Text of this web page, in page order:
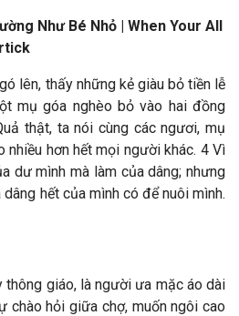
Như Bé Nhỏ | When Your All
lên, thấy những kẻ giàu bỏ tiền lễ
mụ góa nghèo bỏ vào hai đồng
thật, ta nói cùng các ngươi, mụ
nhiều hơn hết mọi người khác. 4 Vì
dư mình mà làm của dâng; nhưng
hết của mình có để nuôi mình.
thông giáo, là người ưa mặc áo dài
chào hỏi giữa chợ, muốn ngôi cao